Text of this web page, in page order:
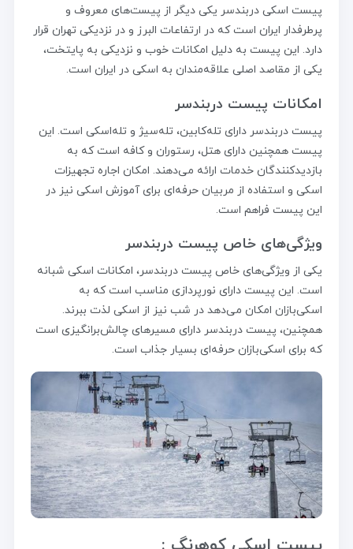
پیست اسکی دربندسر یکی دیگر از پیست‌های معروف و
پرطرفدار ایران است که در ارتفاعات البرز و در نزدیکی تهران قرار
دارد. این پیست به دلیل امکانات خوب و نزدیکی به پایتخت،
یکی از مقاصد اصلی علاقه‌مندان به اسکی در ایران است.
امکانات پیست دربندسر
پیست دربندسر دارای تله‌کابین، تله‌سیژ و تله‌اسکی است. این
پیست همچنین دارای هتل، رستوران و کافه است که به
بازدیدکنندگان خدمات ارائه می‌دهند. امکان اجاره تجهیزات
اسکی و استفاده از مربیان حرفه‌ای برای آموزش اسکی نیز در
این پیست فراهم است.
ویژگی‌های خاص پیست دربندسر
یکی از ویژگی‌های خاص پیست دربندسر، امکانات اسکی شبانه
است. این پیست دارای نورپردازی مناسب است که به
اسکی‌بازان امکان می‌دهد در شب نیز از اسکی لذت ببرند.
همچنین، پیست دربندسر دارای مسیرهای چالش‌برانگیزی است
که برای اسکی‌بازان حرفه‌ای بسیار جذاب است.